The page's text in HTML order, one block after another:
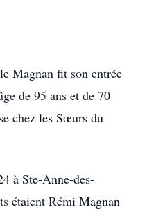
Magnan fit son entrée
de 95 ans et de 70
chez les Sœurs du
à Ste-Anne-des-
étaient Rémi Magnan